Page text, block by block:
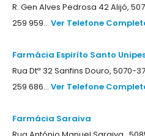
R. Gen Alves Pedrosa 42 Alijó,
259 959... Ver Telefone
Farmácia Espiríto Santo
Rua Dtª 32 Sanfins Douro, 5070-
259 686... Ver Telefone
Farmácia Saraiva